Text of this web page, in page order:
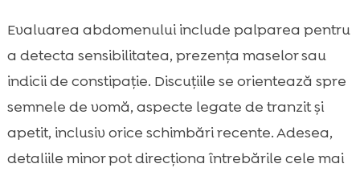
Evaluarea abdomenului include palparea pentru
a detecta sensibilitatea, prezența maselor sau
indicii de constipație. Discuțiile se orientează spre
semnele de vomă, aspecte legate de tranzit și
apetit, inclusiv orice schimbări recente. Adesea,
detaliile minor pot direcționa întrebările cele mai